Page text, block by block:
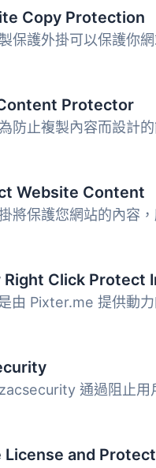
Copy Protection
Protector
Website Content
License and